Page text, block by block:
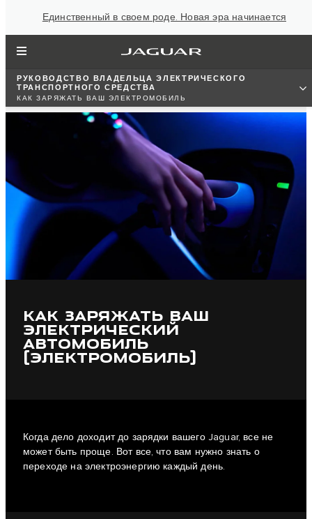
Единственный в своем роде. Новая эра начинается
РУКОВОДСТВО ВЛАДЕЛЬЦА ЭЛЕКТРИЧЕСКОГО
ТРАНСПОРТНОГО СРЕДСТВА
КАК ЗАРЯЖАТЬ ВАШ ЭЛЕКТРОМОБИЛЬ
КАК ЗАРЯЖАТЬ ВАШ
ЭЛЕКТРИЧЕСКИЙ
АВТОМОБИЛЬ
(ЭЛЕКТРОМОБИЛЬ)
Когда дело доходит до зарядки вашего Jaguar, все не
может быть проще. Вот все, что вам нужно знать о
переходе на электроэнергию каждый день.